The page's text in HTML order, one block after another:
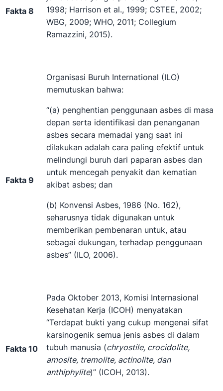
Fakta 8
1998; Harrison et al., 1999; CSTEE, 2002;
WBG, 2009; WHO, 2011; Collegium
Ramazzini, 2015).
Fakta 9
Organisasi Buruh International (ILO)
memutuskan bahwa:
“(a) penghentian penggunaan asbes di masa
depan serta identifikasi dan penanganan
asbes secara memadai yang saat ini
dilakukan adalah cara paling efektif untuk
melindungi buruh dari paparan asbes dan
untuk mencegah penyakit dan kematian
akibat asbes; dan
(b) Konvensi Asbes, 1986 (No. 162),
seharusnya tidak digunakan untuk
memberikan pembenaran untuk, atau
sebagai dukungan, terhadap penggunaan
asbes” (ILO, 2006).
Fakta 10
Pada Oktober 2013, Komisi Internasional
Kesehatan Kerja (ICOH) menyatakan
“Terdapat bukti yang cukup mengenai sifat
karsinogenik semua jenis asbes di dalam
tubuh manusia (chryostile, crocidolite,
amosite, tremolite, actinolite, dan
anthiphylite)” (ICOH, 2013).